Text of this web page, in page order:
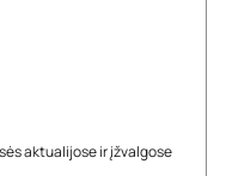
aktualijose ir įžvalgose